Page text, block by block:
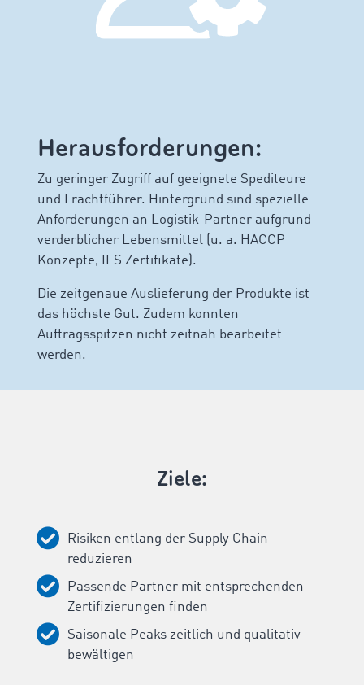
Herausforderungen:
Zu geringer Zugriff auf geeignete Spediteure
und Frachtführer. Hintergrund sind spezielle
Anforderungen an Logistik-Partner aufgrund
verderblicher Lebensmittel (u. a. HACCP
Konzepte, IFS Zertifikate).
Die zeitgenaue Auslieferung der Produkte ist
das höchste Gut. Zudem konnten
Auftragsspitzen nicht zeitnah bearbeitet
werden.
Ziele:
Risiken entlang der Supply Chain
reduzieren
Passende Partner mit entsprechenden
Zertifizierungen finden
Saisonale Peaks zeitlich und qualitativ
bewältigen